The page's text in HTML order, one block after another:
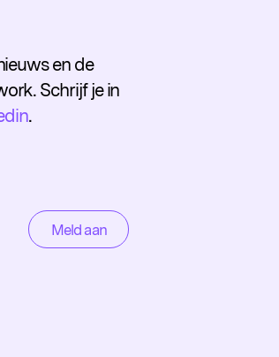
en de
Schrijf je in
.